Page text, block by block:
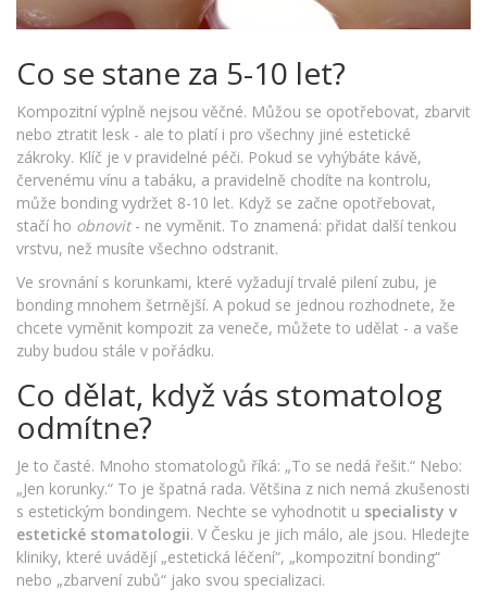
Co se stane za 5-10 let?
Kompozitní výplně nejsou věčné. Můžou se opotřebovat, zbarvit
nebo ztratit lesk - ale to platí i pro všechny jiné estetické
zákroky. Klíč je v pravidelné péči. Pokud se vyhýbáte kávě,
červenému vínu a tabáku, a pravidelně chodíte na kontrolu,
může bonding vydržet 8-10 let. Když se začne opotřebovat,
stačí ho obnovit- ne vyměnit. To znamená: přidat další tenkou
vrstvu, než musíte všechno odstranit.
Ve srovnání s korunkami, které vyžadují trvalé pilení zubu, je
bonding mnohem šetrnější. A pokud se jednou rozhodnete, že
chcete vyměnit kompozit za veneče, můžete to udělat - a vaše
zuby budou stále v pořádku.
Co dělat, když vás stomatolog
odmítne?
Je to časté. Mnoho stomatologů říká: „To se nedá řešit.“ Nebo:
„Jen korunky.“ To je špatná rada. Většina z nich nemá zkušenosti
s estetickým bondingem. Nechte se vyhodnotit u specialisty v
estetické stomatologii. V Česku je jich málo, ale jsou. Hledejte
kliniky, které uvádějí „estetická léčení“, „kompozitní bonding“
nebo „zbarvení zubů“ jako svou specializaci.